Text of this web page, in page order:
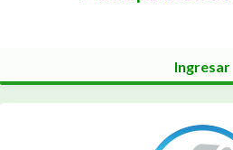
Ingresar